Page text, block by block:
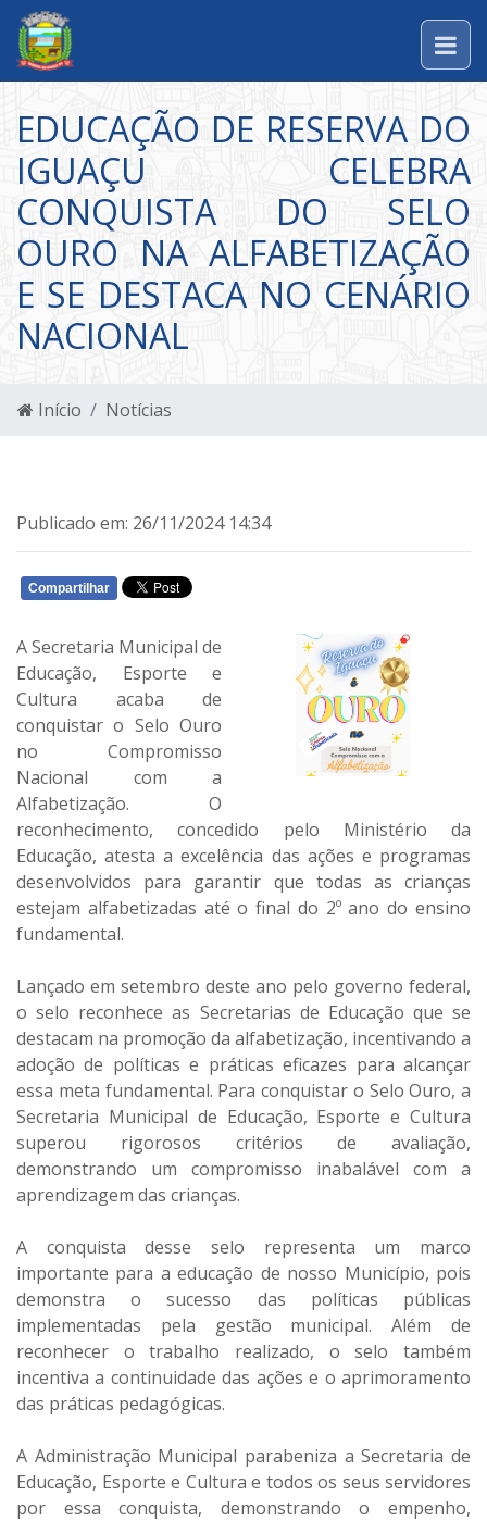
EDUCAÇÃO DE RESERVA DO
IGUAÇU CELEBRA
CONQUISTA DO SELO
OURO NA ALFABETIZAÇÃO
E SE DESTACA NO CENÁRIO
NACIONAL
Início Notícias
Publicado em: 26/11/2024 14:34
Compartilhar
A Secretaria Municipal de
Educação, Esporte e
Cultura acaba de
conquistar o Selo Ouro
no Compromisso
Nacional com a
Alfabetização. O
reconhecimento, concedido pelo Ministério da
Educação, atesta a excelência das ações e programas
desenvolvidos para garantir que todas as crianças
estejam alfabetizadas até o final do 2º ano do ensino
fundamental.
Lançado em setembro deste ano pelo governo federal,
o selo reconhece as Secretarias de Educação que se
destacam na promoção da alfabetização, incentivando a
adoção de políticas e práticas eficazes para alcançar
essa meta fundamental. Para conquistar o Selo Ouro, a
Secretaria Municipal de Educação, Esporte e Cultura
superou rigorosos critérios de avaliação,
demonstrando um compromisso inabalável com a
aprendizagem das crianças.
A conquista desse selo representa um marco
importante para a educação de nosso Município, pois
demonstra o sucesso das políticas públicas
implementadas pela gestão municipal. Além de
reconhecer o trabalho realizado, o selo também
incentiva a continuidade das ações e o aprimoramento
das práticas pedagógicas.
A Administração Municipal parabeniza a Secretaria de
Educação, Esporte e Cultura e todos os seus servidores
por essa conquista, demonstrando o empenho,